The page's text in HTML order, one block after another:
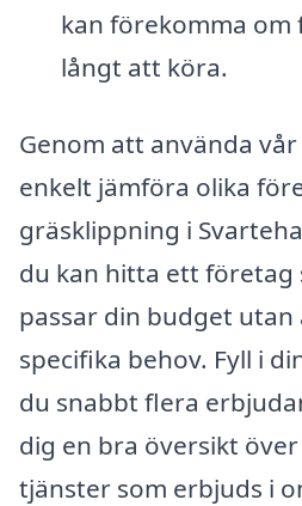
kan förekomma
långt att köra.
Genom att använda
enkelt jämföra olika
gräsklippning i
du kan hitta ett företag
passar din budget utan
specifika behov. Fyll i
du snabbt flera
dig en bra översikt
tjänster som erbjuds i